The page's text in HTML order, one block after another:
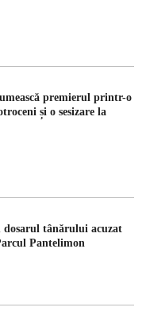
premierul printr-o
și o sesizare la
dosarul tânărului acuzat
Pantelimon